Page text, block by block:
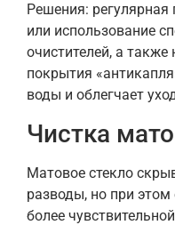
Решения:
или использование
очистителей, а
покрытия
воды и облегчает
Чистка
Матовое стекло
разводы, но при
более